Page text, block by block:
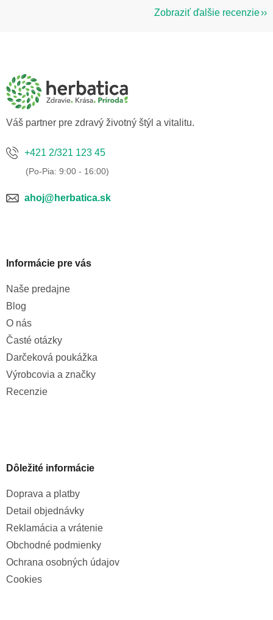
Zobraziť ďalšie recenzie
Váš partner pre zdravý životný štýl a vitalitu.
+421 2/321 123 45
ahoj@herbatica.sk
Informácie pre vás
Naše predajne
Blog
O nás
Časté otázky
Darčeková poukážka
Výrobcovia a značky
Recenzie
Dôležité informácie
Doprava a platby
Detail objednávky
Reklamácia a vrátenie
Obchodné podmienky
Ochrana osobných údajov
Cookies